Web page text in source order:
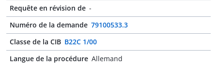
Requête en révision de -
Numéro de la demande 79100533.3
Classe de la CIB B22C 1/00
Langue de la procédure Allemand